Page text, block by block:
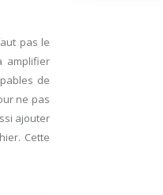
pas le
amplifier
de
ne pas
ajouter
Cette